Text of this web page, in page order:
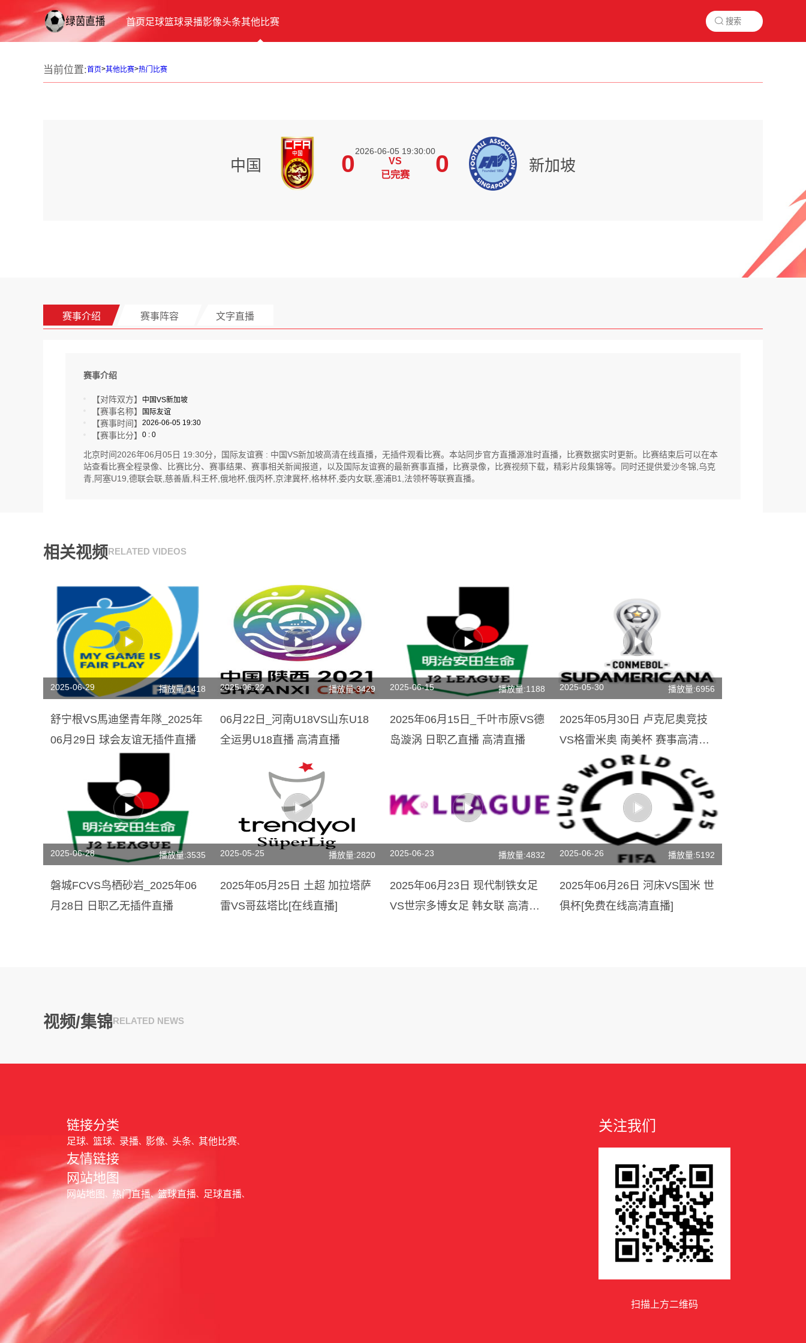
首页足球篮球录播影像头条其他比赛 
当前位置:首页>其他比赛>热门比赛
中国 02026-06-05 19:30:00
VS
已完赛
0 新加坡
赛事介绍 赛事阵容 文字直播
赛事介绍
【对阵双方】 中国VS新加坡
【赛事名称】 国际友谊
【赛事时间】 2026-06-05 19:30
【赛事比分】 0 : 0
北京时间2026年06月05日 19:30分，国际友谊赛 : 中国VS新加坡高清在线直播，无插件观看比赛。本站同步官方直播源准时直播，比赛数据实时更新。比赛结束后可以在本
站查看比赛全程录像、比赛比分、赛事结果、赛事相关新闻报道，以及国际友谊赛的最新赛事直播，比赛录像，比赛视频下载，精彩片段集锦等。同时还提供爱沙冬锦,乌克
青,阿塞U19,德联会联,慈善盾,科王杯,俄地杯,俄丙杯,京津冀杯,格林杯,委内女联,塞浦B1,法领杯等联赛直播。
相关视频RELATED VIDEOS
2025-06-29 播放量:1418
舒宁根VS馬迪堡青年隊_2025年
06月29日 球会友谊无插件直播
2025-06-22 播放量:3429
06月22日_河南U18VS山东U18
全运男U18直播 高清直播
2025-06-15 播放量:1188
2025年06月15日_千叶市原VS德
岛漩涡 日职乙直播 高清直播
2025-05-30 播放量:6956
2025年05月30日 卢克尼奥竞技
VS格雷米奥 南美杯 赛事高清直
2025-06-28 播放量:3535
磐城FCVS鸟栖砂岩_2025年06
月28日 日职乙无插件直播
2025-05-25 播放量:2820
2025年05月25日 土超 加拉塔萨
雷VS哥茲塔比[在线直播]
2025-06-23 播放量:4832
2025年06月23日 现代制铁女足
VS世宗多博女足 韩女联 高清直
2025-06-26 播放量:5192
2025年06月26日 河床VS国米 世
俱杯[免费在线高清直播]
视频/集锦RELATED NEWS
链接分类
足球 篮球 录播 影像 头条 其他比赛
友情链接
网站地图
网站地图 热门直播 篮球直播 足球直播
关注我们
扫描上方二维码